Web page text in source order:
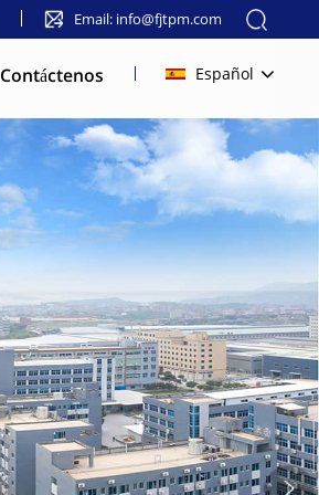
Email: info@fjtpm.com
Contáctenos Español
English
français
русский
español
العربية